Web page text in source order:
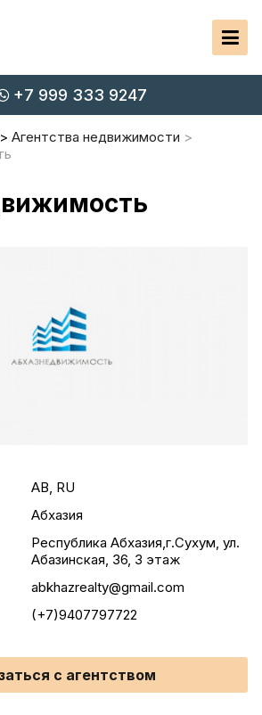
+7 999 333 9247
Агентства недвижимости
AB, RU
Абхазия
Республика Абхазия,г.Сухум, ул.
Абазинская, 36, 3 этаж
abkhazrealty@gmail.com
(+7)9407797722
с агентством